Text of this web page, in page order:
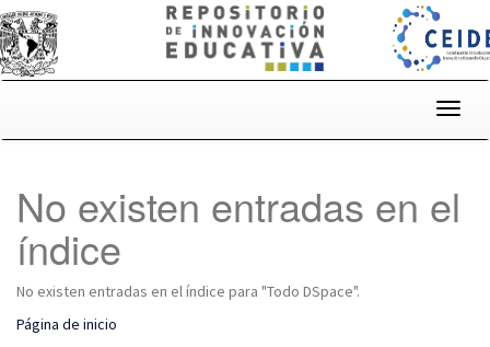
No existen entradas en el
índice
No existen entradas en el índice para "Todo DSpace".
Página de inicio